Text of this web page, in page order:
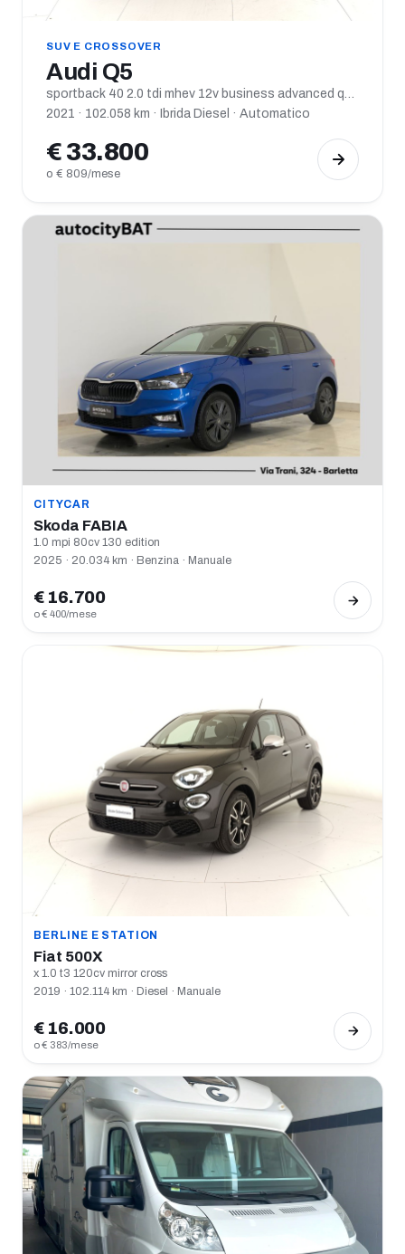
SUV E CROSSOVER
Audi Q5
2021 · 102.058 km · Ibrida Diesel · Automatico
€ 33.800
o € 809/mese
CITYCAR
Skoda FABIA
1.0 mpi 80cv 130 edition
2025 · 20.034 km · Benzina · Manuale
€ 16.700
o € 400/mese
BERLINE E STATION
Fiat 500X
x 1.0 t3 120cv mirror cross
2019 · 102.114 km · Diesel · Manuale
€ 16.000
o € 383/mese